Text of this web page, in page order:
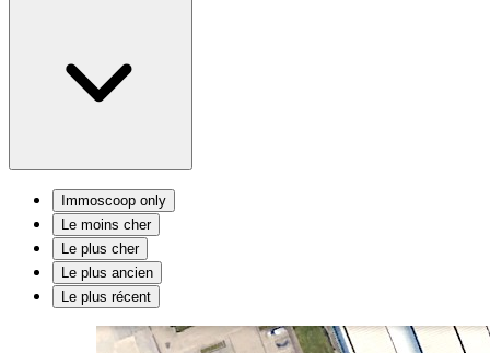
Immoscoop only
Le moins cher
Le plus cher
Le plus ancien
Le plus récent